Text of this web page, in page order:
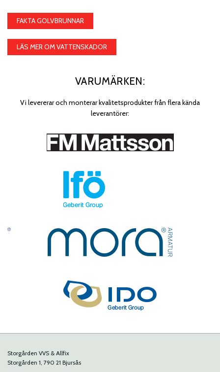
FAKTA GOLVBRUNNAR
LÄS MER OM VATTENSKADOR
VARUMÄRKEN:
Vi levererar och monterar kvalitetsprodukter från flera kända
leverantörer:
Storgården VVS & Allfix
Storgården 1, 790 21 Bjursås